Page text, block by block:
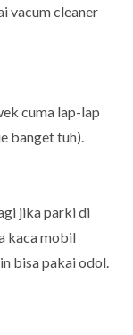
vacum cleaner
cuma lap-lap
banget tuh).
jika parki di
kaca mobil
bisa pakai odol.